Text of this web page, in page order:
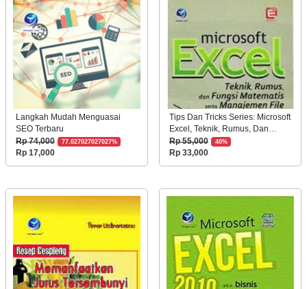
Langkah Mudah Menguasai
SEO Terbaru
Rp 74,000
77.027027027027%
Rp 17,000
Tips Dan Tricks Series: Microsoft
Excel, Teknik, Rumus, Dan
Fungsi Matematis Serta
Manajemen File
Rp 55,000 40%
Rp 33,000